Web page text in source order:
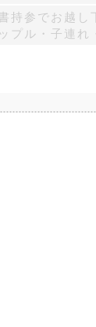
持参でお越し
プル・子連れ